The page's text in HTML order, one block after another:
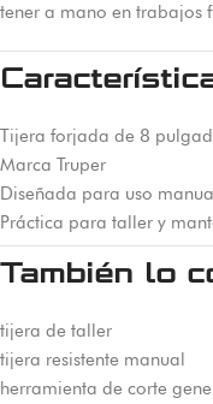
tener a mano en trabajos
Tijera forjada de 8
Marca Truper
Diseñada para uso
Práctica para taller y
También lo
tijera de taller
tijera resistente manual
herramienta de corte